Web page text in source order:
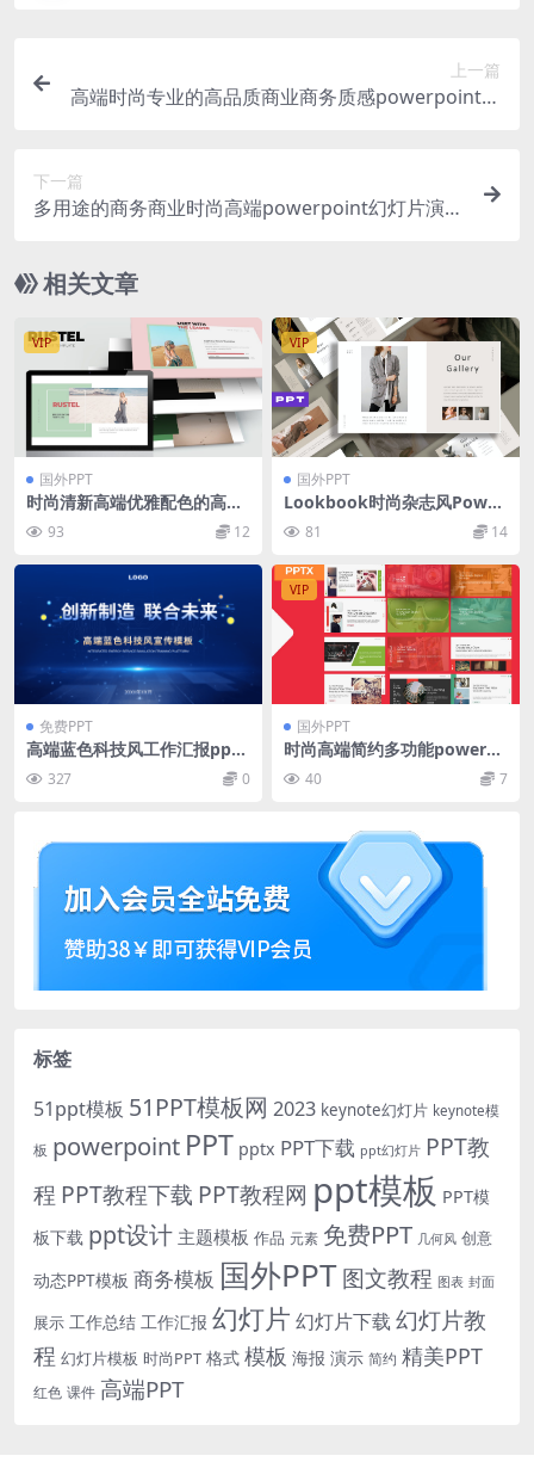
上一篇
高端时尚专业的高品质商业商务质感powerpoint幻
下一篇
多用途的商务商业时尚高端powerpoint幻灯片演示
相关文章
VIP
国外PPT
时尚清新高端优雅配色的高品
质powerpoint幻灯片演示模
板（pptx）
93 12
VIP
国外PPT
Lookbook时尚杂志风Power
Point演示模板 Azzura Look
book Powerpoint
81 14
免费PPT
高端蓝色科技风工作汇报ppt
模板327 0
VIP
国外PPT
时尚高端简约多功能powerpo
int幻灯片演示模板（pptx）
40 7
标签
51ppt模板 51PPT模板网 2023 keynote幻灯片 keynote模
板 powerpoint PPT pptx PPT下载 ppt幻灯片 PPT教
程 PPT教程下载 PPT教程网 ppt模板 PPT模
板下载 ppt设计 主题模板 作品 元素 免费PPT 几何风 创意
动态PPT模板 商务模板 国外PPT图文教程 图表 封面
展示 工作总结 工作汇报 幻灯片 幻灯片下载 幻灯片教
程 幻灯片模板 时尚PPT 格式 模板 海报 演示 简约 精美PPT
红色 课件 高端PPT